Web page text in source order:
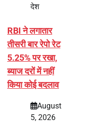
देश
RBI ने लगातार
तीसरी बार रेपो रेट
5.25% पर रखा,
ब्याज दरों में नहीं
किया कोई बदलाव
August
5, 2026